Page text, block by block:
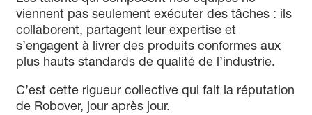
Renseignements Personnels
CLIENT
EMPLOYÉS
viennent pas seulement exécuter des tâches : ils
collaborent, partagent leur expertise et
s’engagent à livrer des produits conformes aux
plus hauts standards de qualité de l’industrie.
C’est cette rigueur collective qui fait la réputation
de Robover, jour après jour.